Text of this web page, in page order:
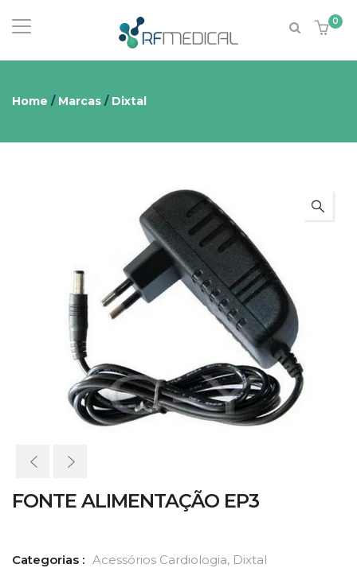
0
Home / Marcas / Dixtal
FONTE ALIMENTAÇÃO EP3
Categorias : Acessórios Cardiologia, Dixtal